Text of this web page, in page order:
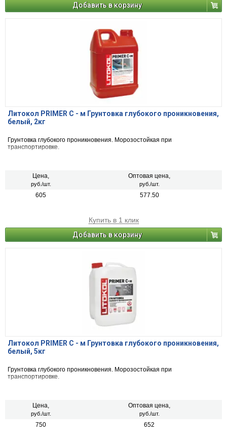
Добавить в корзину
Литокол PRIMER С - м Грунтовка глубокого проникновения,
белый, 2кг
Грунтовка глубокого проникновения. Морозостойкая при
транспортировке.
Цена,
руб./шт.
Оптовая цена,
руб./шт.
605 577.50
Купить в 1 клик
Добавить в корзину
Литокол PRIMER С - м Грунтовка глубокого проникновения,
белый, 5кг
Грунтовка глубокого проникновения. Морозостойкая при
транспортировке.
Цена,
руб./шт.
Оптовая цена,
руб./шт.
750 652